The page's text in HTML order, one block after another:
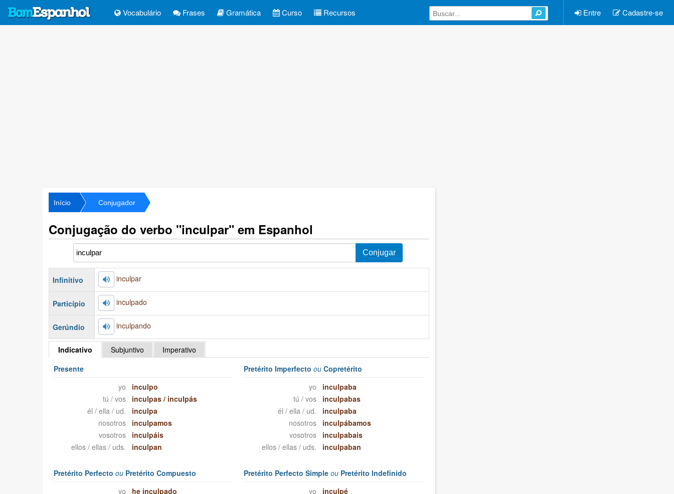
Vocabulário Frases Gramática Curso Recursos Entre Cadastre-se
Início Conjugador
Conjugação do verbo "inculpar" em Espanhol
Infinitivo inculpar
Particípio inculpado
Gerúndio inculpando
Indicativo Subjuntivo
Imperativo
Presente
yo
inculpo
tú / vos
inculpas / inculpás
él / ella / ud.
inculpa
nosotros
inculpamos
vosotros
inculpáis
ellos / ellas / uds.
inculpan
Pretérito Imperfectoou Copretérito
yo
inculpaba
tú / vos
inculpabas
él / ella / ud.
inculpaba
nosotros
inculpábamos
vosotros
inculpabais
ellos / ellas / uds.
inculpaban
Pretérito Perfecto ouPretérito Compuesto
yo
he inculpado
Pretérito Perfecto Simpleou Pretérito Indefinido
yo
inculpé